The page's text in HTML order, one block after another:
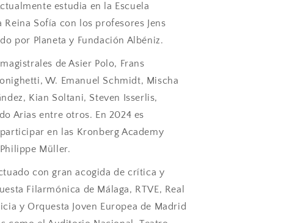
estudia en la Escuela
Reina Sofía con los profesores Jens
por Planeta y Fundación Albéniz.
de Asier Polo, Frans
W. Emanuel Schmidt, Mischa
Kian Soltani, Steven Isserlis,
Arias entre otros. En 2024 es
en las Kronberg Academy
Müller.
con gran acogida de crítica y
Filarmónica de Málaga, RTVE, Real
y Orquesta Joven Europea de Madrid